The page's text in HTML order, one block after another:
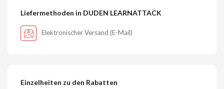
Liefermethoden in DUDEN LEARNATTACK
Elektronischer Versand (E-Mail)
Einzelheiten zu den Rabatten